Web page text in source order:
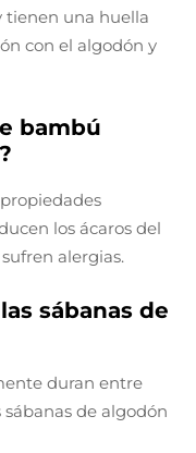
tienen una huella
con el algodón y
bambú
los ácaros del
alergias.
sábanas de
duran entre
de algodón